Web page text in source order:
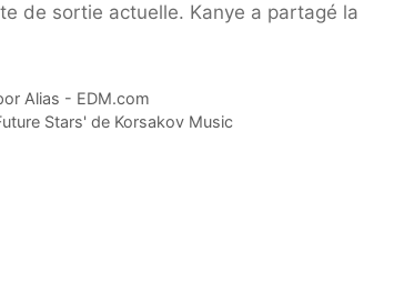
de sortie actuelle. Kanye a partagé la
Alias ​​- EDM.com
Stars' de Korsakov Music